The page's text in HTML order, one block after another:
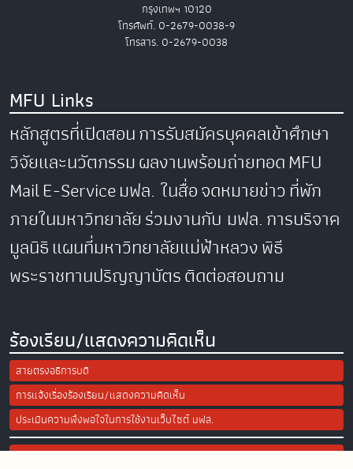
กรุงเทพฯ 10120
โทรศัพท์. 0-2679-0038-9
โทรสาร. 0-2679-0038
MFU Links
หลักสูตรที่เปิดสอนการรับสมัครบุคคลเข้าศึกษา
วิจัยและนวัตกรรมผลงานพร้อมถ่ายทอดMFU
MailE-Serviceมฟล. ในสื่อจดหมายข่าวที่พัก
ภายในมหาวิทยาลัยร่วมงานกับ มฟล.การบริจาค
มูลนิธิแผนที่มหาวิทยาลัยแม่ฟ้าหลวงพิธี
พระราชทานปริญญาบัตรติดต่อสอบถาม
ร้องเรียน/แสดงความคิดเห็น
สายตรงอธิการบดี
การแจ้งเรื่องร้องเรียน/แสดงความคิดเห็น
ประเมินความพึงพอใจในการใช้งานเว็บไซต์ มฟล.
Site Map